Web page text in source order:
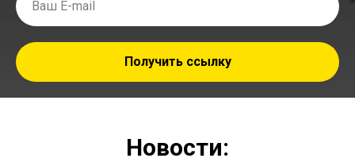
Получить ссылку
Новости: